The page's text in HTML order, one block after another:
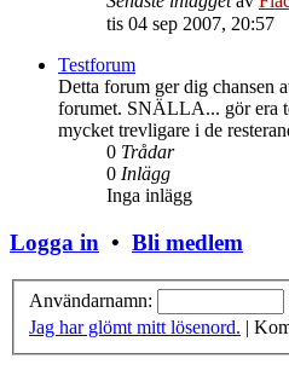
tis 04 sep 2007, 20:57
Testforum
Detta forum ger dig chansen
forumet. SNÄLLA... gör era
mycket trevligare i de
0 Trådar
0 Inlägg
Inga inlägg
Logga in • Bli medlem
Användarnamn:
Jag har glömt mitt lösenord. |